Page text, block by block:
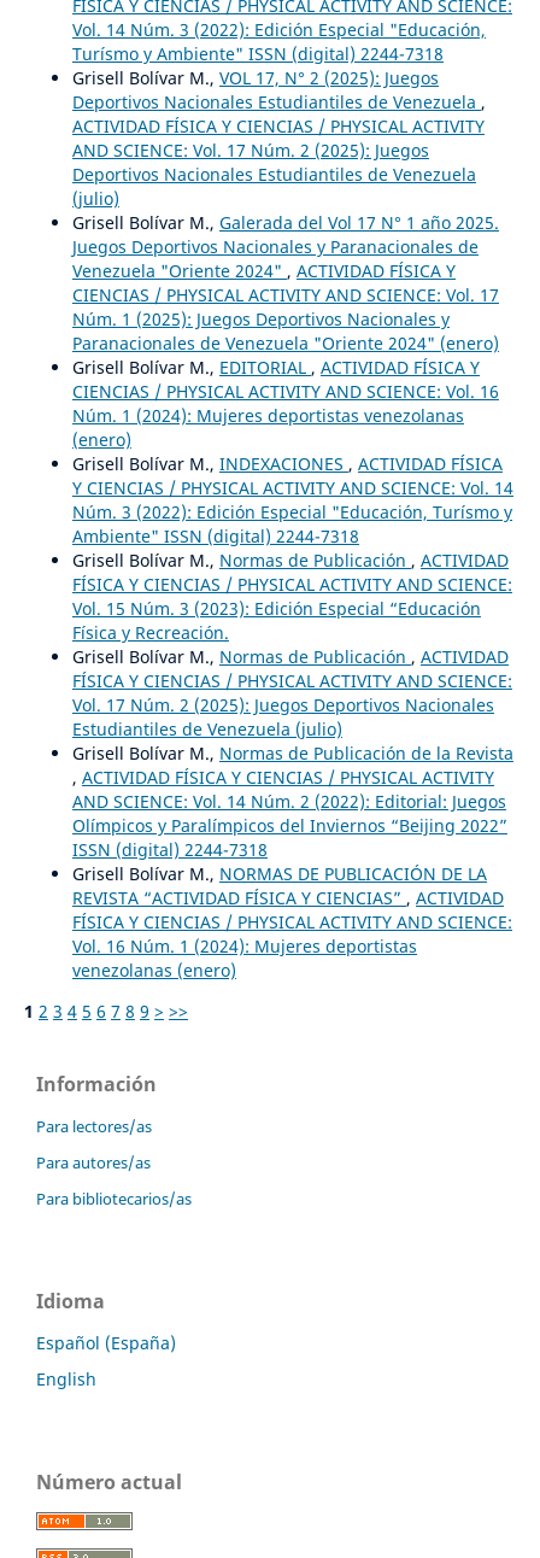
FÍSICA Y CIENCIAS / PHYSICAL ACTIVITY AND SCIENCE:
Vol. 14 Núm. 3 (2022): Edición Especial "Educación,
Turísmo y Ambiente" ISSN (digital) 2244-7318
Grisell Bolívar M., VOL 17, N° 2 (2025): Juegos
Deportivos Nacionales Estudiantiles de Venezuela ,
ACTIVIDAD FÍSICA Y CIENCIAS / PHYSICAL ACTIVITY
AND SCIENCE: Vol. 17 Núm. 2 (2025): Juegos
Deportivos Nacionales Estudiantiles de Venezuela
(julio)
Grisell Bolívar M., Galerada del Vol 17 N° 1 año 2025.
Juegos Deportivos Nacionales y Paranacionales de
Venezuela "Oriente 2024" , ACTIVIDAD FÍSICA Y
CIENCIAS / PHYSICAL ACTIVITY AND SCIENCE: Vol. 17
Núm. 1 (2025): Juegos Deportivos Nacionales y
Paranacionales de Venezuela "Oriente 2024" (enero)
Grisell Bolívar M., EDITORIAL , ACTIVIDAD FÍSICA Y
CIENCIAS / PHYSICAL ACTIVITY AND SCIENCE: Vol. 16
Núm. 1 (2024): Mujeres deportistas venezolanas
(enero)
Grisell Bolívar M., INDEXACIONES , ACTIVIDAD FÍSICA
Y CIENCIAS / PHYSICAL ACTIVITY AND SCIENCE: Vol. 14
Núm. 3 (2022): Edición Especial "Educación, Turísmo y
Ambiente" ISSN (digital) 2244-7318
Grisell Bolívar M., Normas de Publicación , ACTIVIDAD
FÍSICA Y CIENCIAS / PHYSICAL ACTIVITY AND SCIENCE:
Vol. 15 Núm. 3 (2023): Edición Especial “Educación
Física y Recreación.
Grisell Bolívar M., Normas de Publicación , ACTIVIDAD
FÍSICA Y CIENCIAS / PHYSICAL ACTIVITY AND SCIENCE:
Vol. 17 Núm. 2 (2025): Juegos Deportivos Nacionales
Estudiantiles de Venezuela (julio)
Grisell Bolívar M., Normas de Publicación de la Revista
, ACTIVIDAD FÍSICA Y CIENCIAS / PHYSICAL ACTIVITY
AND SCIENCE: Vol. 14 Núm. 2 (2022): Editorial: Juegos
Olímpicos y Paralímpicos del Inviernos “Beijing 2022”
ISSN (digital) 2244-7318
Grisell Bolívar M., NORMAS DE PUBLICACIÓN DE LA
REVISTA “ACTIVIDAD FÍSICA Y CIENCIAS” , ACTIVIDAD
FÍSICA Y CIENCIAS / PHYSICAL ACTIVITY AND SCIENCE:
Vol. 16 Núm. 1 (2024): Mujeres deportistas
venezolanas (enero)
1 2 3 4 5 6 7 8 9 > >>
Información
Para lectores/as
Para autores/as
Para bibliotecarios/as
Idioma
Español (España)
English
Número actual